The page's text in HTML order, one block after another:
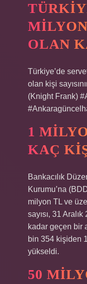
OLAN
Türkiye’de
olan kişi
(Knight Frank)
1
KAÇ
Bankacılık
Kurumu’na
milyon TL ve
sayısı, 31
kadar geçen bir
bin 354 kişiden
yükseldi.
50